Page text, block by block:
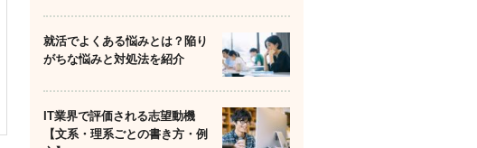
就活でよくある悩みとは？陥り
がちな悩みと対処法を紹介
IT業界で評価される志望動機
【文系・理系ごとの書き方・例